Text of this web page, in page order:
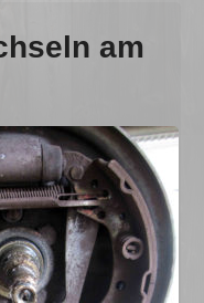
am